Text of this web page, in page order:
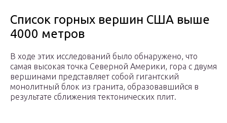
Список горных вершин США выше
4000 метров
В ходе этих исследований было обнаружено, что
самая высокая точка Северной Америки, гора с двумя
вершинами представляет собой гигантский
монолитный блок из гранита, образовавшийся в
результате сближения тектонических плит.